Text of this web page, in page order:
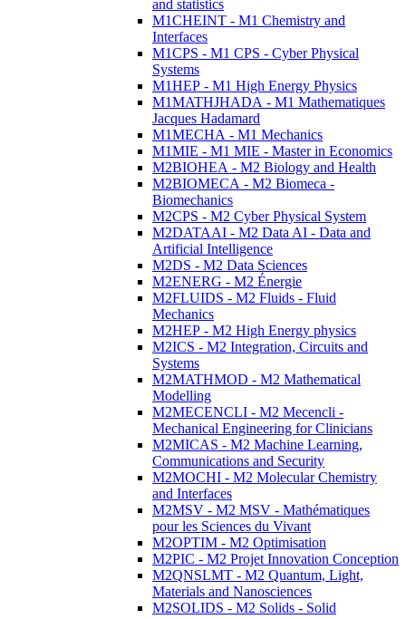
and statistics
M1CHEINT - M1 Chemistry and
Interfaces
M1CPS - M1 CPS - Cyber Physical
Systems
M1HEP - M1 High Energy Physics
M1MATHJHADA - M1 Mathematiques
Jacques Hadamard
M1MECHA - M1 Mechanics
M1MIE - M1 MIE - Master in Economics
M2BIOHEA - M2 Biology and Health
M2BIOMECA - M2 Biomeca -
Biomechanics
M2CPS - M2 Cyber Physical System
M2DATAAI - M2 Data AI - Data and
Artificial Intelligence
M2DS - M2 Data Sciences
M2ENERG - M2 Énergie
M2FLUIDS - M2 Fluids - Fluid
Mechanics
M2HEP - M2 High Energy physics
M2ICS - M2 Integration, Circuits and
Systems
M2MATHMOD - M2 Mathematical
Modelling
M2MECENCLI - M2 Mecencli -
Mechanical Engineering for Clinicians
M2MICAS - M2 Machine Learning,
Communications and Security
M2MOCHI - M2 Molecular Chemistry
and Interfaces
M2MSV - M2 MSV - Mathématiques
pour les Sciences du Vivant
M2OPTIM - M2 Optimisation
M2PIC - M2 Projet Innovation Conception
M2QNSLMT - M2 Quantum, Light,
Materials and Nanosciences
M2SOLIDS - M2 Solids - Solid